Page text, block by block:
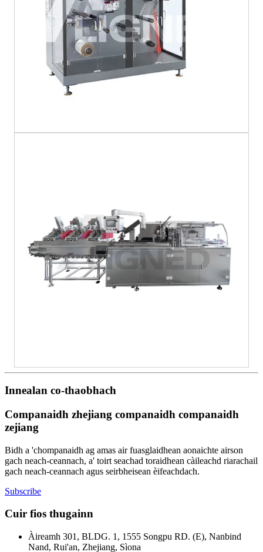
Innealan co-thaobhach
Companaidh zhejiang companaidh companaidh
zejiang
Bidh a 'chompanaidh ag amas air fuasglaidhean aonaichte airson
gach neach-ceannach, a' toirt seachad toraidhean càileachd riarachail
gach neach-ceannach agus seirbheisean èifeachdach.
Subscribe
Cuir fios thugainn
Àireamh 301, BLDG. 1, 1555 Songpu RD. (E), Nanbind
Nand, Rui'an, Zhejiang, Sìona